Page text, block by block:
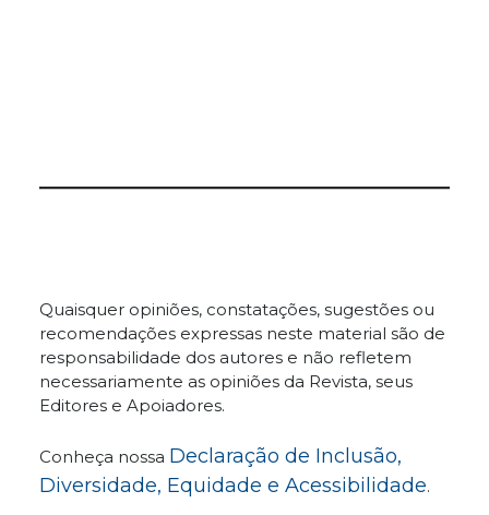
Quaisquer opiniões, constatações, sugestões ou
recomendações expressas neste material são de
responsabilidade dos autores e não refletem
necessariamente as opiniões da Revista, seus
Editores e Apoiadores.
Conheça nossa Declaração de Inclusão,
Diversidade, Equidade e Acessibilidade.